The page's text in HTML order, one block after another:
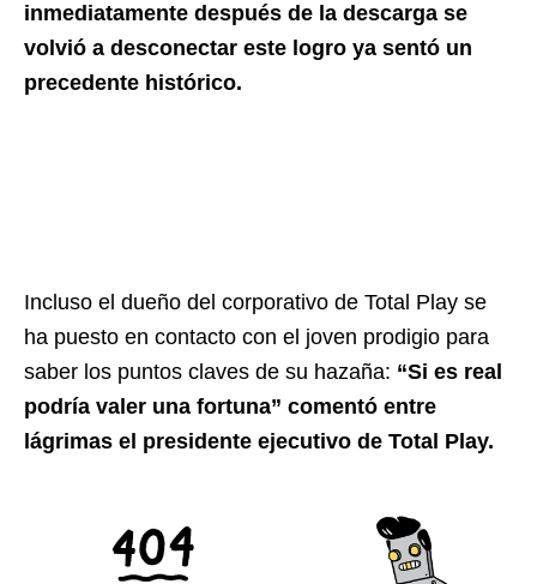
inmediatamente después de la descarga se
volvió a desconectar este logro ya sentó un
precedente histórico.
Incluso el dueño del corporativo de Total Play se
ha puesto en contacto con el joven prodigio para
saber los puntos claves de su hazaña: “Si es real
podría valer una fortuna” comentó entre
lágrimas el presidente ejecutivo de Total Play.